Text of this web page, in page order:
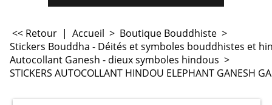
<< Retour | Accueil > Boutique Bouddhiste >
Stickers Bouddha - Déités et symboles bouddhistes et
Autocollant Ganesh - dieux symboles hindous >
STICKERS AUTOCOLLANT HINDOU ELEPHANT GANESH